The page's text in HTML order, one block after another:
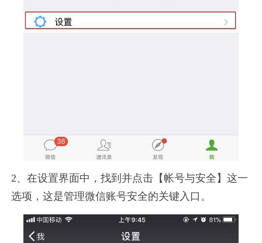
2、在设置界面中，找到并点击【帐号与安全】这一
选项，这是管理微信账号安全的关键入口。